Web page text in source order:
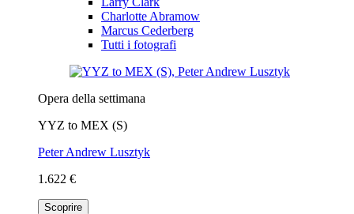
Charlotte Abramow
Marcus Cederberg
Tutti i fotografi
Opera della settimana
YYZ to MEX (S)
Peter Andrew Lusztyk
1.622 €
Scoprire